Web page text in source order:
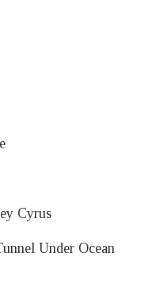
Cyrus
Under Ocean